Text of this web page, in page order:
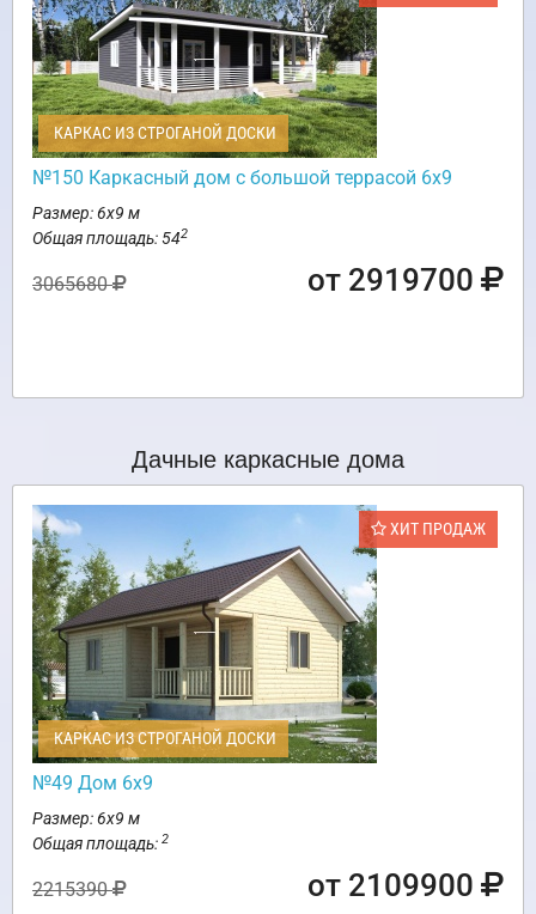
КАРКАС ИЗ СТРОГАНОЙ ДОСКИ
№150 Каркасный дом с большой террасой 6х9
Размер: 6х9 м
Общая площадь: 542
3065680 от 2919700
Дачные каркасные дома
ХИТ ПРОДАЖ
КАРКАС ИЗ СТРОГАНОЙ ДОСКИ
№49 Дом 6х9
Размер: 6х9 м
Общая площадь: 2
2215390 от 2109900